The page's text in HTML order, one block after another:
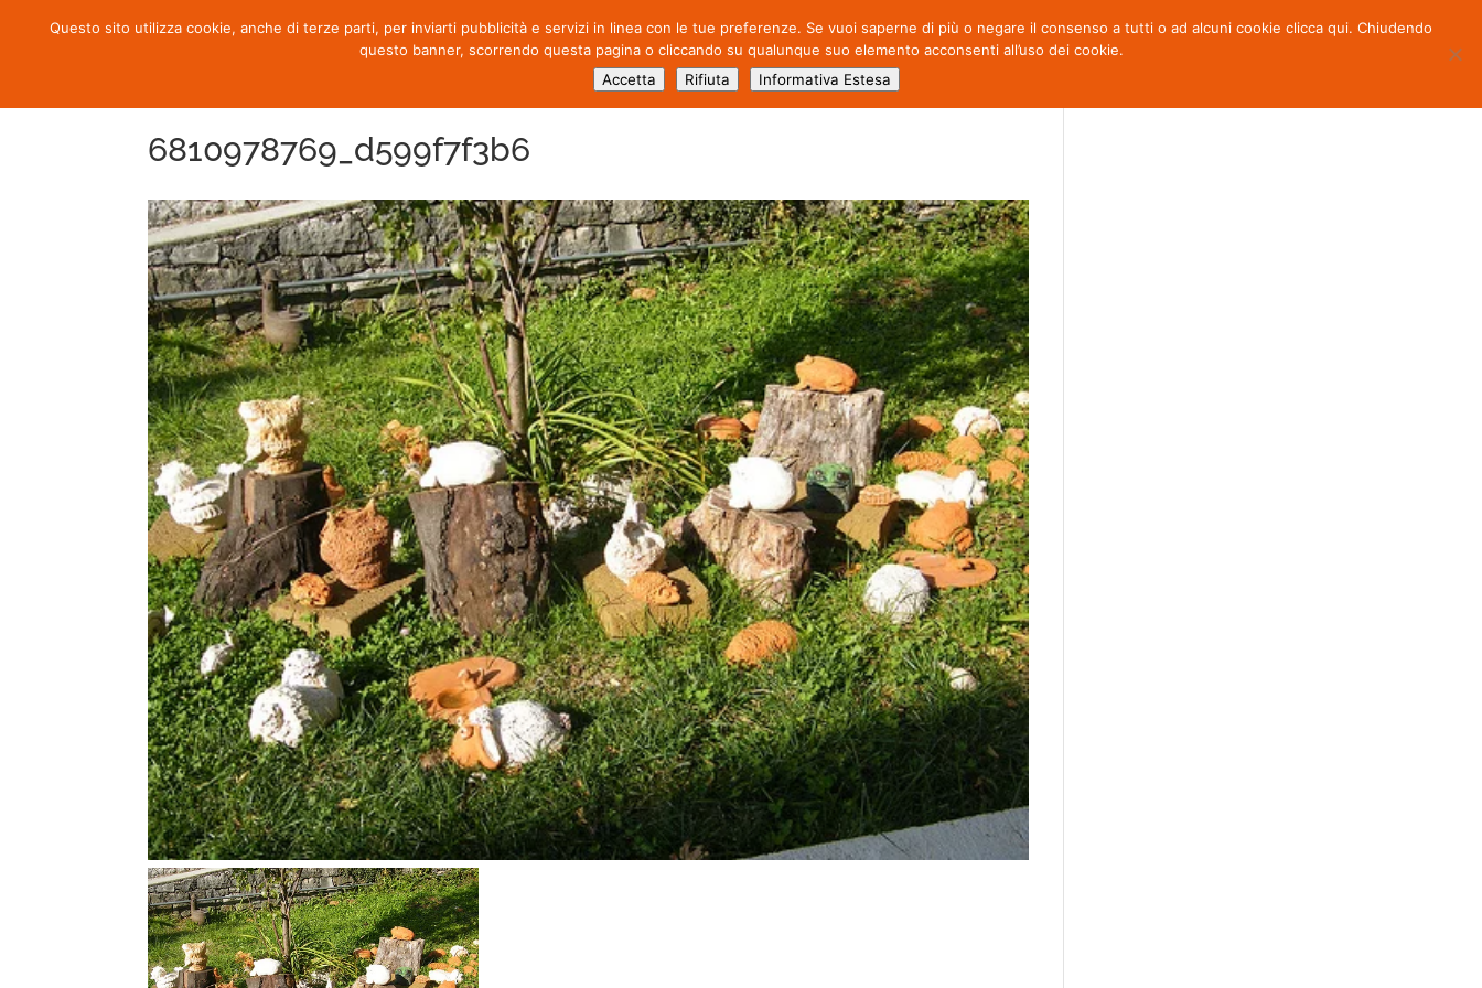
CHI SIAMO ATTIVITÀ PRODOTTI NEWS PARTNERS CONTATTI
6810978769_d599f7f3b6
Questo sito utilizza cookie, anche di terze parti, per inviarti pubblicità e servizi in linea con le tue preferenze. Se vuoi saperne di più o negare il consenso a tutti o ad alcuni cookie clicca qui. Chiudendo
questo banner, scorrendo questa pagina o cliccando su qualunque suo elemento acconsenti all’uso dei cookie.
Accetta
Rifiuta Informativa Estesa